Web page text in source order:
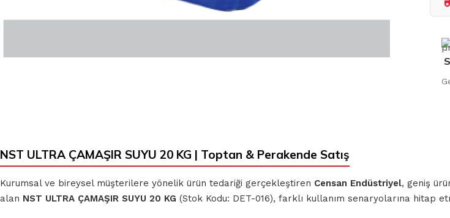
NST ULTRA ÇAMAŞIR SUYU 20 KG | Toptan & Perakende Satış
Kurumsal ve bireysel müşterilere yönelik ürün tedariği gerçekleştiren Censan Endüstriyel, geniş
alan NST ULTRA ÇAMAŞIR SUYU 20 KG (Stok Kodu: DET-016), farklı kullanım senaryolarına hitap